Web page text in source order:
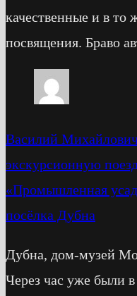
качественные и в то
посвящения. Браво
Василий
экскурсионную
«Промышленная
посёлка Дубна
Дубна, дом-музей
Через час уже были